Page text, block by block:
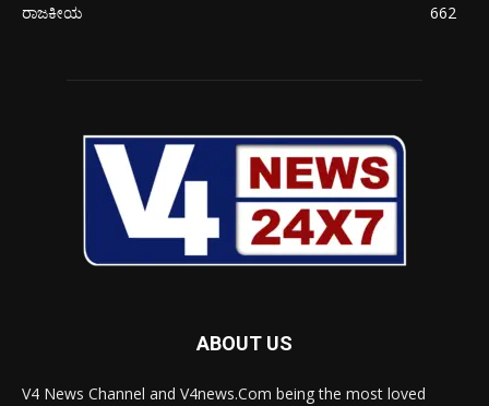
ರಾಜಕೀಯ
662
ABOUT US
V4 News Channel and V4news.Com being the most loved